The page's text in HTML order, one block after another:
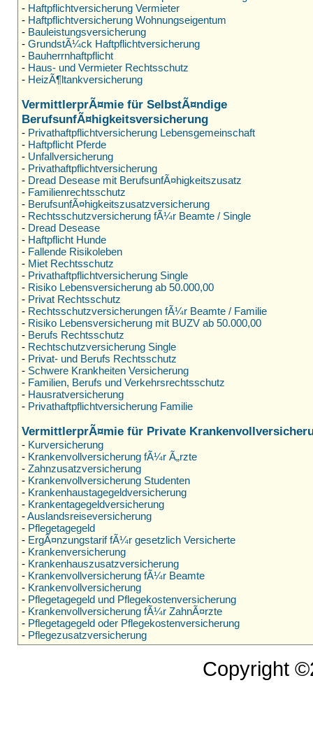
- Haftpflichtversicherung Vermieter
- Haftpflichtversicherung Wohnungseigentum
- Bauleistungsversicherung
- GrundstÃ¼ck Haftpflichtversicherung
- Bauherrnhaftpflicht
- Haus- und Vermieter Rechtsschutz
- HeizÃ¶ltankversicherung
VermittlerprÃ¤mie für SelbstÃ¤ndige
BerufsunfÃ¤higkeitsversicherung
- Privathaftpflichtversicherung Lebensgemeinschaft
- Haftpflicht Pferde
- Unfallversicherung
- Privathaftpflichtversicherung
- Dread Desease mit BerufsunfÃ¤higkeitszusatz
- Familienrechtsschutz
- BerufsunfÃ¤higkeitszusatzversicherung
- Rechtsschutzversicherung fÃ¼r Beamte / Single
- Dread Desease
- Haftpflicht Hunde
- Fallende Risikoleben
- Miet Rechtsschutz
- Privathaftpflichtversicherung Single
- Risiko Lebensversicherung ab 50.000,00
- Privat Rechtsschutz
- Rechtsschutzversicherungen fÃ¼r Beamte / Familie
- Risiko Lebensversicherung mit BUZV ab 50.000,00
- Berufs Rechtsschutz
- Rechtschutzversicherung Single
- Privat- und Berufs Rechtsschutz
- Schwere Krankheiten Versicherung
- Familien, Berufs und Verkehrsrechtsschutz
- Hausratversicherung
- Privathaftpflichtversicherung Familie
VermittlerprÃ¤mie für Private
- Kurversicherung
- Krankenvollversicherung fÃ¼r Ã„rzte
- Zahnzusatzversicherung
- Krankenvollversicherung Studenten
- Krankenhaustagegeldversicherung
- Krankentagegeldversicherung
-Auslandsreiseversicherung
- Pflegetagegeld
- ErgÃ¤nzungstarif fÃ¼r gesetzlich Versicherte
- Krankenversicherung
- Krankenhauszusatzversicherung
- Krankenvollversicherung fÃ¼r Beamte
- Krankenvollversicherung
- Pflegetagegeld und Pflegekostenversicherung
- Krankenvollversicherung fÃ¼r ZahnÃ¤rzte
- Pflegetagegeld oder Pflegekostenversicherung
- Pflegezusatzversicherung
Copyright